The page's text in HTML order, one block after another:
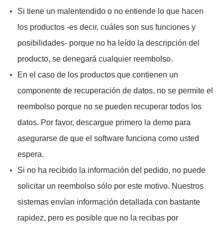
Si tiene un malentendido o no entiende lo que hacen
los productos -es decir, cuáles son sus funciones y
posibilidades- porque no ha leído la descripción del
producto, se denegará cualquier reembolso.
En el caso de los productos que contienen un
componente de recuperación de datos, no se permite el
reembolso porque no se pueden recuperar todos los
datos. Por favor, descargue primero la demo para
asegurarse de que el software funciona como usted
espera.
Si no ha recibido la información del pedido, no puede
solicitar un reembolso sólo por este motivo. Nuestros
sistemas envían información detallada con bastante
rapidez, pero es posible que no la recibas por